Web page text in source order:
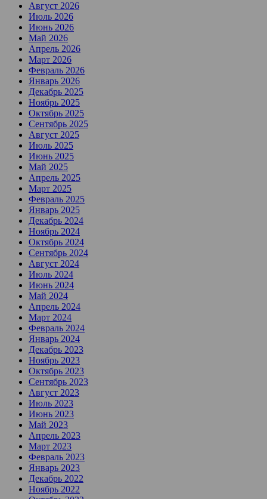
Август 2026
Июль 2026
Июнь 2026
Май 2026
Апрель 2026
Март 2026
Февраль 2026
Январь 2026
Декабрь 2025
Ноябрь 2025
Октябрь 2025
Сентябрь 2025
Август 2025
Июль 2025
Июнь 2025
Май 2025
Апрель 2025
Март 2025
Февраль 2025
Январь 2025
Декабрь 2024
Ноябрь 2024
Октябрь 2024
Сентябрь 2024
Август 2024
Июль 2024
Июнь 2024
Май 2024
Апрель 2024
Март 2024
Февраль 2024
Январь 2024
Декабрь 2023
Ноябрь 2023
Октябрь 2023
Сентябрь 2023
Август 2023
Июль 2023
Июнь 2023
Май 2023
Апрель 2023
Март 2023
Февраль 2023
Январь 2023
Декабрь 2022
Ноябрь 2022